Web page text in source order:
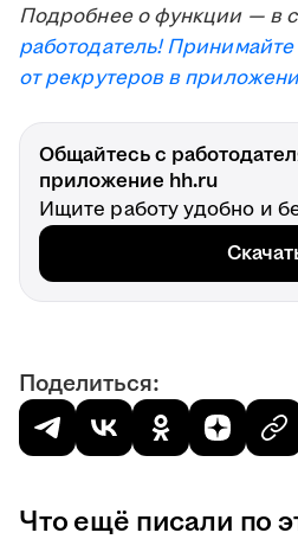
Подробнее о функции — в
работодатель!
от рекрутеров в
Общайтесь с
приложение hh.ru
Ищите работу удобно и
Поделиться:
Что ещё писали по